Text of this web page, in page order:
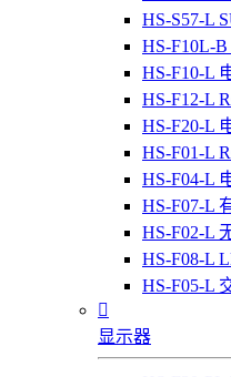
HS-S57-L
HS-F10L-
HS-F10-L
HS-F12-L
HS-F20-L
HS-F01-L
HS-F04-L
HS-F07-L
HS-F02-L
HS-F08-L
HS-F05-L

显示器